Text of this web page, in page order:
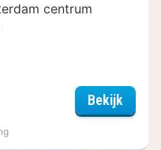
centrum
Bekijk